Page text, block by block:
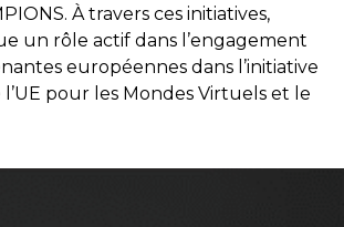
À travers ces initiatives,
un rôle actif dans l’engagement
européennes dans l’initiative
pour les Mondes Virtuels et le